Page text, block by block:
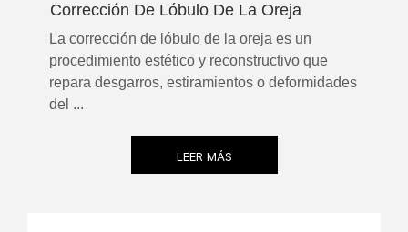
Corrección De Lóbulo De La Oreja
La corrección de lóbulo de la oreja es un
procedimiento estético y reconstructivo que
repara desgarros, estiramientos o deformidades
del ...
LEER MÁS